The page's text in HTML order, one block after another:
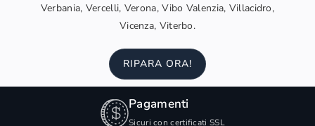
Verbania, Vercelli, Verona, Vibo Valenzia, Villacidro,
Vicenza, Viterbo.
RIPARA ORA!
Pagamenti
Sicuri con certificati SSL